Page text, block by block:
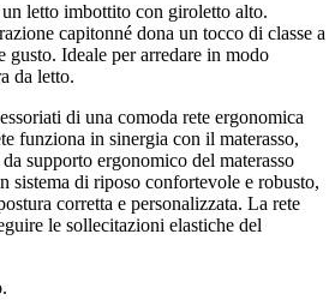
letto imbottito con giroletto alto.
capitonné dona un tocco di classe a
gusto. Ideale per arredare in modo
da letto.
di una comoda rete ergonomica
funziona in sinergia con il materasso,
supporto ergonomico del materasso
sistema di riposo confortevole e robusto,
corretta e personalizzata. La rete
le sollecitazioni elastiche del